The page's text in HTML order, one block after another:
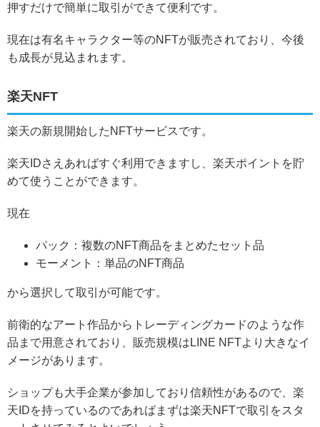
押すだけで簡単に取引ができて便利です。
現在は有名キャラクター等のNFTが販売されており、今後
も成長が見込まれます。
楽天NFT
楽天の新規開始したNFTサービスです。
楽天IDさえあればすぐ利用できますし、楽天ポイントを貯
めて使うことができます。
現在
パック：複数のNFT商品をまとめたセット品
モーメント：単品のNFT商品
から選択して取引が可能です。
前衛的なアート作品からトレーディングカードのような作
品まで用意されており、販売規模はLINE NFTより大きなイ
メージがあります。
ショップも大手企業が参加しており信頼性があるので、楽
天IDを持っているのであればまずは楽天NFTで取引をスタ